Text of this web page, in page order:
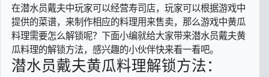
在潜水员戴夫中玩家可以经营寿司店，玩家可以根据游戏中
提供的菜谱，来制作相应的料理用来售卖，那么游戏中黄瓜
料理需要怎么解锁呢？下面小编就给大家带来潜水员戴夫黄
瓜料理的解锁方法，感兴趣的小伙伴快来看一看吧。
潜水员戴夫黄瓜料理解锁方法：